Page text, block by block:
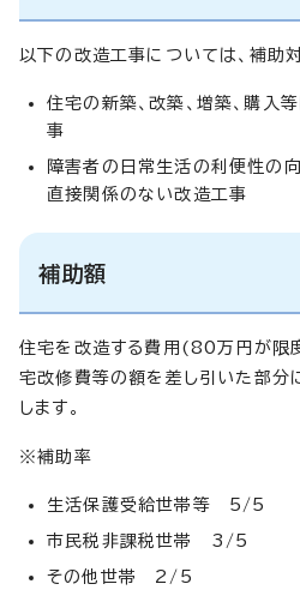
以下の改造工事については、補助
住宅の新築、改築、増築、購入
事
障害者の日常生活の利便性の
直接関係のない改造工事
補助額
住宅を改造する費用(80万円が限
宅改修費等の額を差し引いた部分
します。
※補助率
生活保護受給世帯等 5/5
市民税非課税世帯 3/5
その他世帯 2/5